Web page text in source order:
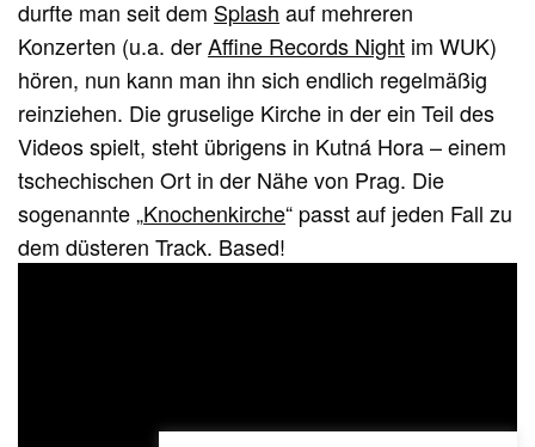
durfte man seit dem Splash auf mehreren
Konzerten (u.a. derAffine Records Night im WUK)
hören, nun kann man ihn sich endlich regelmäßig
reinziehen. Die gruselige Kirche in der ein Teil des
Videos spielt, steht übrigens in Kutná Hora – einem
tschechischen Ort in der Nähe von Prag. Die
sogenannte „Knochenkirche“ passt auf jeden Fall zu
dem düsteren Track. Based!